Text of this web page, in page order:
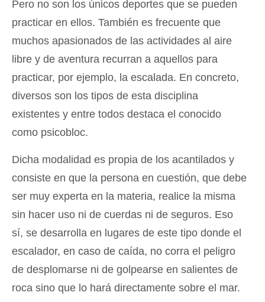
Pero no son los únicos deportes que se pueden
practicar en ellos. También es frecuente que
muchos apasionados de las actividades al aire
libre y de aventura recurran a aquellos para
practicar, por ejemplo, la escalada. En concreto,
diversos son los tipos de esta disciplina
existentes y entre todos destaca el conocido
como psicobloc.
Dicha modalidad es propia de los acantilados y
consiste en que la persona en cuestión, que debe
ser muy experta en la materia, realice la misma
sin hacer uso ni de cuerdas ni de seguros. Eso
sí, se desarrolla en lugares de este tipo donde el
escalador, en caso de caída, no corra el peligro
de desplomarse ni de golpearse en salientes de
roca sino que lo hará directamente sobre el mar.